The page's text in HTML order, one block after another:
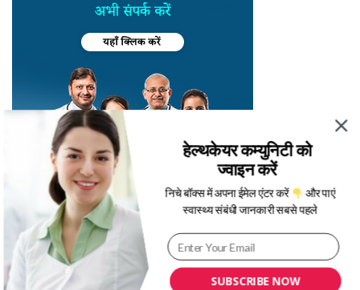
SUBSCRIBE NOW
हेल्थकेयर कम्युनिटी को
ज्वाइन करें
निचे बॉक्स में अपना ईमेल एंटर करें और पाएं
स्वास्थ्य संबंधी जानकारी सबसे पहले